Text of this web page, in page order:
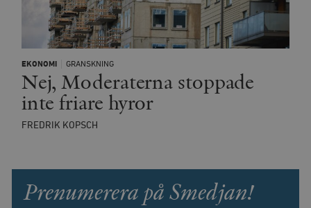
EKONOMI GRANSKNING
Nej, Moderaterna stoppade
inte friare hyror
FREDRIK KOPSCH
Prenumerera på Smedjan!